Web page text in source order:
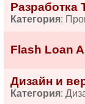
Разработка
Категория:
Flash Loan
Дизайн и
Категория: